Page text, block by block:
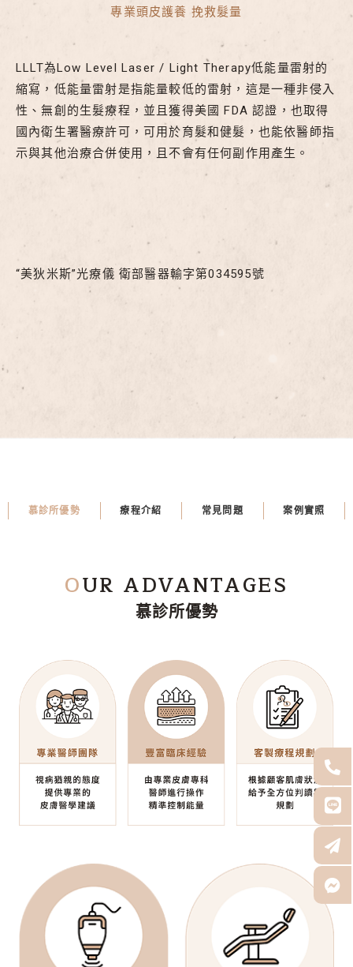
專業頭皮護養 挽救髮量
LLLT為Low Level Laser / Light Therapy低能量雷射的
縮寫，低能量雷射是指能量較低的雷射，這是一種非侵入
性、無創的生髮療程，並且獲得美國 FDA 認證，也取得
國內衛生署醫療許可，可用於育髮和健髮，也能依醫師指
示與其他治療合併使用，且不會有任何副作用產生。
“美狄米斯”光療儀 衛部醫器輸字第034595號
慕診所優勢 療程介紹 常見問題 案例實照
OUR ADVANTAGES
慕診所優勢